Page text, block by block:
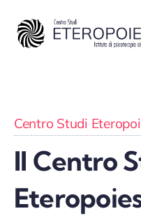
contenuto
Centro Studi
Il Centro